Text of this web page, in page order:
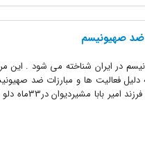
ضد صهیونیسم
به دلیل فعالیت ها و مبارزات ضد